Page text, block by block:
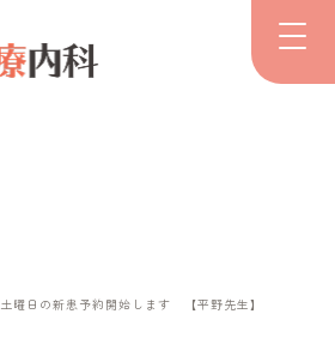
土曜日の新患予約開始します 【平野先生】